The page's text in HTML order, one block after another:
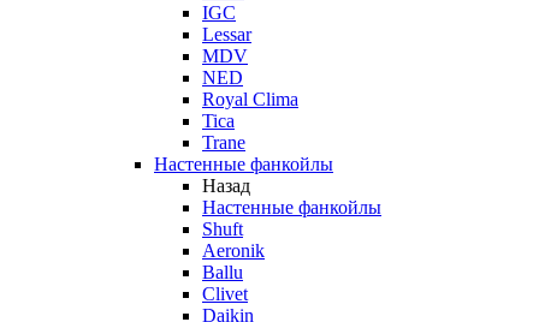
IGC
Lessar
MDV
NED
Royal Clima
Tica
Trane
Настенные фанкойлы
Назад
Настенные фанкойлы
Shuft
Aeronik
Ballu
Clivet
Daikin